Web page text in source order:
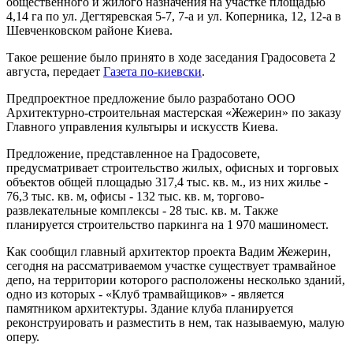
4,14 га по ул. Дегтяревская 5-7, 7-а и ул. Коперника, 12, 12-а в
Шевченковском районе Киева.
Такое решение было принято в ходе заседания Градосовета 2
августа, передает Газета по-киевски.
Предпроектное предложение было разработано ООО
Архитектурно-строительная мастерская «Жежерин» по заказу
Главного управления культыры и искусств Киева.
Предложение, представленное на Градосовете,
предусматривает строительство жилых, офисных и торговых
объектов общей площадью 317,4 тыс. кв. м., из них жилье -
76,3 тыс. кв. м, офисы - 132 тыс. кв. м, торгово-
развлекательные комплексы - 28 тыс. кв. м. Также
планируется строительство паркинга на 1 970 машиномест.
Как сообщил главный архитектор проекта Вадим Жежерин,
сегодня на рассматриваемом участке существует трамвайное
депо, на территории которого расположены несколько зданий,
одно из которых - «Клуб трамвайщиков» - является
памятником архитектуры. Здание клуба планируется
реконструировать и разместить в нем, так называемую, малую
оперу.